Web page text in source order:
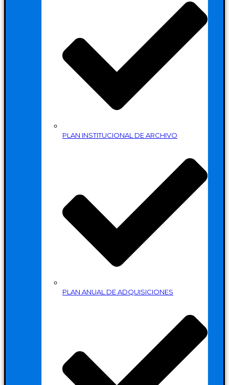
PLAN INSTITUCIONAL DE ARCHIVO
PLAN ANUAL DE ADQUISICIONES